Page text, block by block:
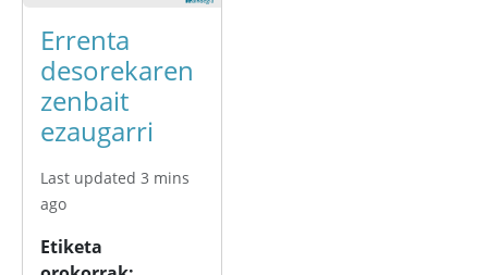
Errenta
desorekaren
zenbait
ezaugarri
Last updated 3 mins
ago
Etiketa